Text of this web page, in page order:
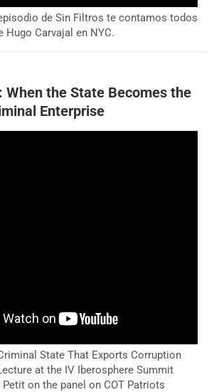
de Sin Filtros te contamos todos
Hugo Carvajal en NYC.
When the State Becomes the
Enterprise
State That Exports Corruption
at the IV Iberosphere Summit
on the panel on COT Patriots